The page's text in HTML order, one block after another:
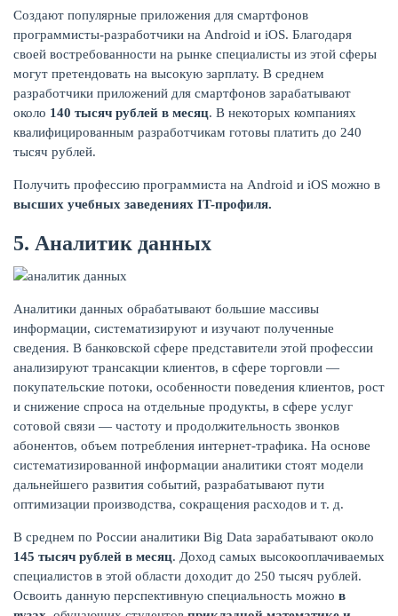
Создают популярные приложения для смартфонов
программисты-разработчики на Android и iOS. Благодаря
своей востребованности на рынке специалисты из этой сферы
могут претендовать на высокую зарплату. В среднем
разработчики приложений для смартфонов зарабатывают
около 140 тысяч рублей в месяц. В некоторых компаниях
квалифицированным разработчикам готовы платить до 240
тысяч рублей.
Получить профессию программиста на Android и iOS можно в
высших учебных заведениях IT-профиля.
5. Аналитик данных
Аналитики данных обрабатывают большие массивы
информации, систематизируют и изучают полученные
сведения. В банковской сфере представители этой профессии
анализируют трансакции клиентов, в сфере торговли —
покупательские потоки, особенности поведения клиентов, рост
и снижение спроса на отдельные продукты, в сфере услуг
сотовой связи — частоту и продолжительность звонков
абонентов, объем потребления интернет-трафика. На основе
систематизированной информации аналитики стоят модели
дальнейшего развития событий, разрабатывают пути
оптимизации производства, сокращения расходов и т. д.
В среднем по России аналитики Big Data зарабатывают около
145 тысяч рублей в месяц. Доход самых высокооплачиваемых
специалистов в этой области доходит до 250 тысяч рублей.
Освоить данную перспективную специальность можно в